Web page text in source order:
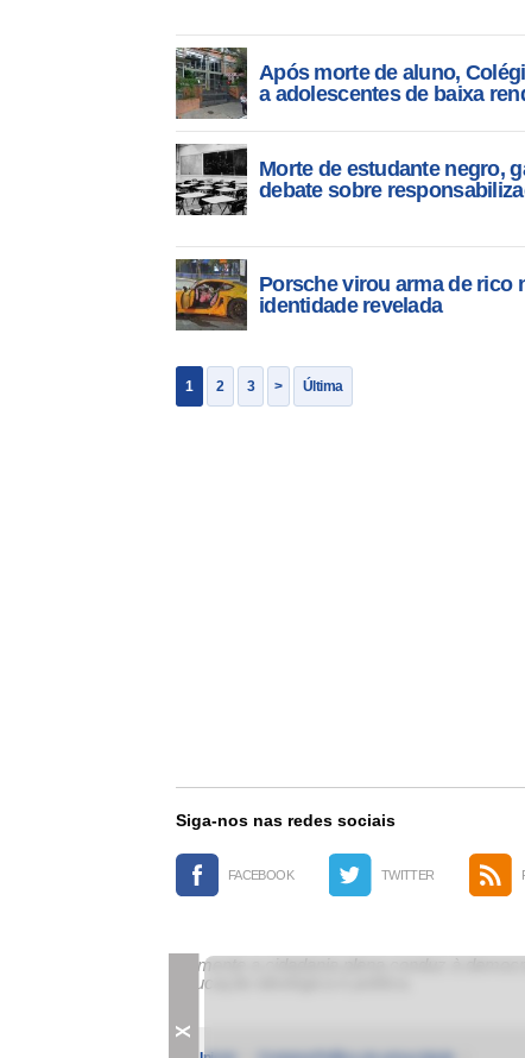
Após morte de aluno,
a adolescentes de baixa
Morte de estudante negro,
debate sobre
Porsche virou arma de rico
identidade revelada
1 2 3 > Última
Siga-nos nas redes sociais
FACEBOOK TWITTER
Somente a cidadania plena conduz à
educação ideológica e política.
X